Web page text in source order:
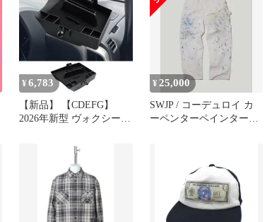
25SS-002 PT-02 ベージュ
XL （15485M）
¥ 6,783
【新品】 【CDEFG】
2026年新型 ヴォクシー
ックス ダッシュボードト
計 90系ヴォクシー トレ
イ コイン収納 車内収納
ボックス 車内整理 ヴォ
クシー 90系 メーターパ
¥25,000
SWJP / コーデュロイ カ
ーペンターペインターパ